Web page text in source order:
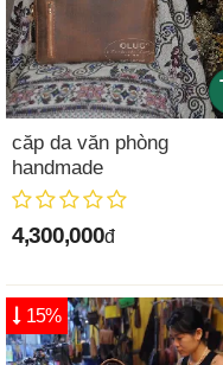
căp da văn phòng
handmade
4,300,000đ
15%